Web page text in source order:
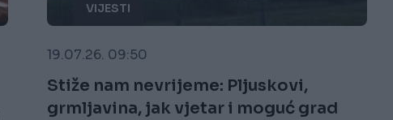
VIJESTI
19.07.26. 09:50
Stiže nam nevrijeme: Pljuskovi,
grmljavina, jak vjetar i moguć grad